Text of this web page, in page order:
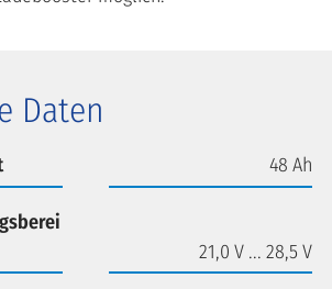
Daten
48 Ah
21,0 V ... 28,5 V